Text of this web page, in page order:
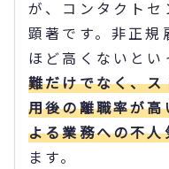
が、コンタクト
顕著です。非正
ほど高くないとい
難だけでなく、
用後の離職率が
よる業務への不
ます。